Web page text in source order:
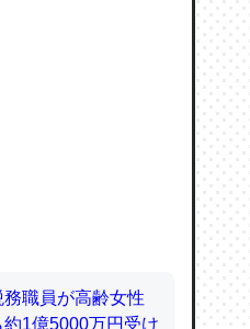
でいう「ずっと前
ばするほど分かり